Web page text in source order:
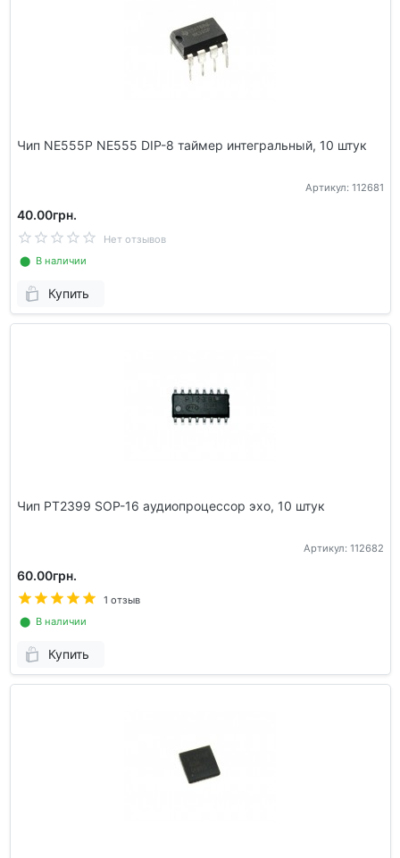
Чип NE555P NE555 DIP-8 таймер интегральный, 10 штук
Артикул: 112681
40.00грн.
Нет отзывов
⬤ В наличии
Купить
Чип PT2399 SOP-16 аудиопроцессор эхо, 10 штук
Артикул: 112682
60.00грн.
1 отзыв
⬤ В наличии
Купить